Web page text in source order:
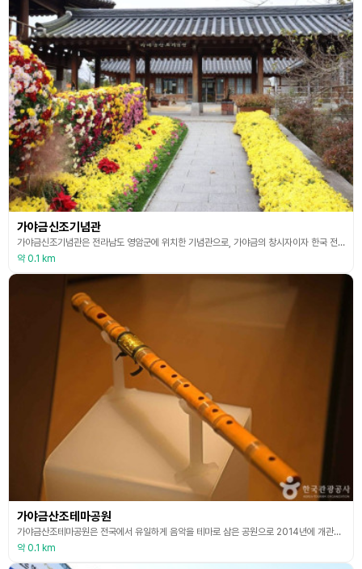
가야금신조기념관
가야금신조기념관은 전라남도 영암군에 위치한 기념관으로, 가야금의 창시자이자 한국 전통 음악의 발전에 기여한 신조(우륵)를 기리기 위해 설립되었다. 우륵은 신라시대의 악사로, 가야금을 창안한 인물로 전해지며, 그의 업적을 기념하는 이 기념관은 가야금의 역사와 문화적 중요성을 알리고, 한국 전통 음악을 널리 전파하는 역할을 한다. 기념관 내부는 가야금의 역사, 우륵의 생애, 가야금의 발전 과정 등을 다룬 전시가 마련되어 있으며, 가야금에 대한 깊이 있는 이
약 0.1 km
가야금산조테마공원
가야금산조테마공원은 전국에서 유일하게 음악을 테마로 삼은 공원으로 2014년에 개관하였다. 공원은 가야금산조기념관과 김창조 선생 사당과 재실, 생가터, 누각, 야외공연장, 잔디밭 등으로 조성되어 있다. 가야금산조기념관은 유수한 역사를 지닌 가야금의 흐름을 한눈에 볼 수 있도록 갖가지 가야금 관련 유물과 자료를 전시하고 있다. 또한 가야금산조에 대해 생소한 초보자들도 쉽게 접하고 체험할 수 있는 국악의 산 교육장 역할도 수행하고 있다. 가야금산조를 창시한
약 0.1 km